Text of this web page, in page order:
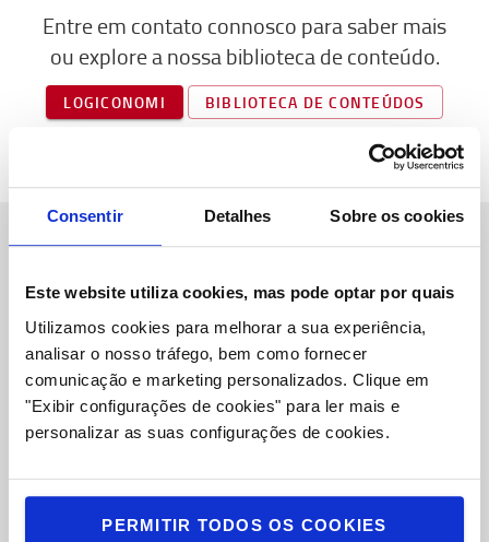
Consentir Detalhes Sobre os cookies
Este website utiliza cookies, mas pode optar por quais
Utilizamos cookies para melhorar a sua experiência,
analisar o nosso tráfego, bem como fornecer
comunicação e marketing personalizados. Clique em
"Exibir configurações de cookies" para ler mais e
personalizar as suas configurações de cookies.
PERMITIR TODOS OS COOKIES
Entre em contato connosco para saber mais
ou exploreanossa biblioteca de conteúdo.
LOGICONOMI BIBLIOTECA DE CONTEÚDOS
Toyota Caetano Portugal, SA
Oportunidades de Emprego
Toyota Challenge 2025
Onde estamos
Porquê escolher Toyota